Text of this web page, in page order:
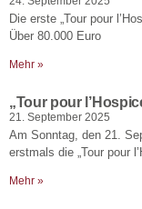
Die erste „Tour pour
Über 80.000 Euro
Mehr »
„Tour pour
21. September 2025
Am Sonntag, den 21.
erstmals die „Tour pour
Mehr »